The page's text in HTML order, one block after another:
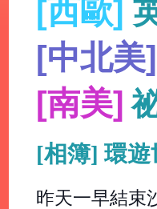
[西歐]
[中北美]
[南美]
[相簿] 環遊
昨天一早結束